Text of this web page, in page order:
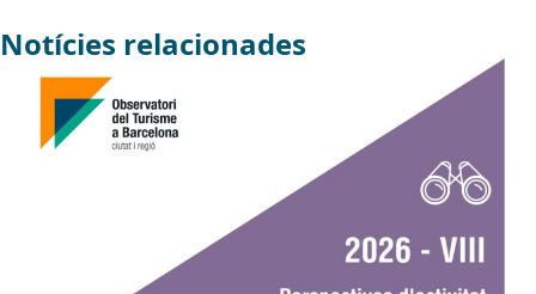
Notícies relacionades